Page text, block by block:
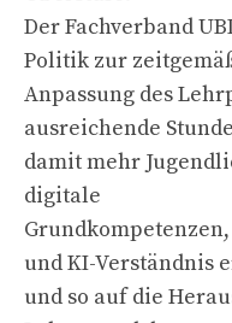
Der Fachverband
Politik zur
Anpassung des
ausreichende
damit mehr
digitale
und KI-Verständnis
und so auf die